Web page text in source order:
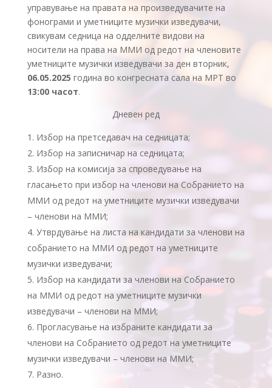
управување на правата на произведувачите на
фонограми и уметниците музички изведувачи,
свикувам седница на одделните видови на
носители на права на ММИ од редот на членовите
уметниците музички изведувачи за ден вторник,
06.05.2025 година во конгресната сала на МРТ во
13:00 часот.
Дневен ред
Избор на претседавач на седницата;
Избор на записничар на седницата;
Избор на комисија за спроведување на
гласањето при избор на членови на Собранието на
ММИ од редот на уметниците музички изведувачи
– членови на ММИ;
Утврдување на листа на кандидати за членови на
собранието на ММИ од редот на уметниците
музички изведувачи;
Избор на кандидати за членови на Собранието
на ММИ од редот на уметниците музички
изведувачи – членови на ММИ;
Прогласување на избраните кандидати за
членови на Собранието од редот на уметниците
музички изведувачи – членови на ММИ;
Разно.